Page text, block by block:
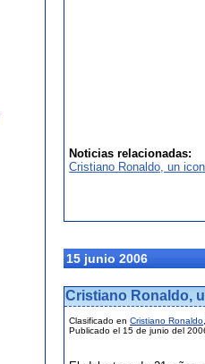
Noticias relacionadas:
Cristiano Ronaldo, un
15 junio 2006
Cristiano Ronaldo,
Clasificado enCristiano Ronaldo
Publicado el 15 de junio del